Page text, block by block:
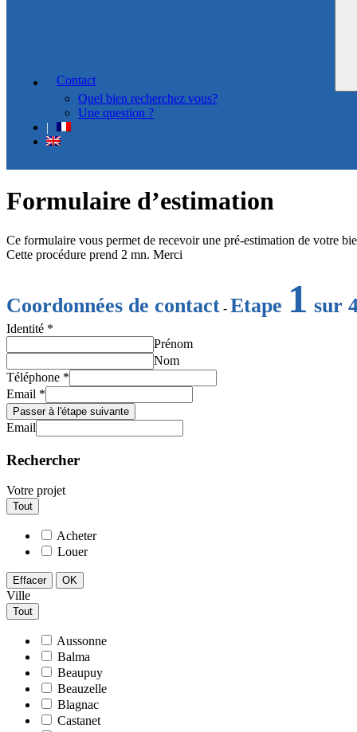
Contact
Quel bien recherchez vous?
Une question ?
Formulaire d’estimation
Ce formulaire vous permet de recevoir une pré-estimation de votre
Cette procédure prend 2 mn. Merci
Coordonnées de contact - Etape 1 sur
Identité *
Prénom
Nom
Téléphone *
Email *
Passer à l'étape suivante
Email
Rechercher
Votre projet
Tout
Acheter
Louer
Effacer OK
Ville
Tout
Aussonne
Balma
Beaupuy
Beauzelle
Blagnac
Castanet